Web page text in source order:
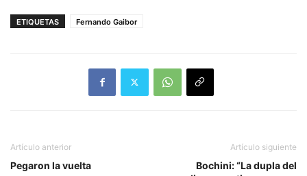
ETIQUETAS Fernando Gaibor
Artículo anterior
Pegaron la vuelta
Artículo siguiente
Bochini: “La dupla del